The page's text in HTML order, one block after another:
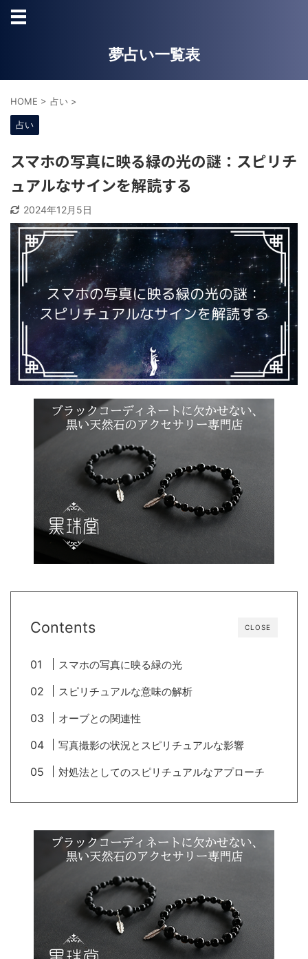
夢占い一覧表
HOME > 占い >
占い
スマホの写真に映る緑の光の謎：スピリチ
ュアルなサインを解読する
2024年12月5日
CLOSE
Contents
スマホの写真に映る緑の光
スピリチュアルな意味の解析
オーブとの関連性
写真撮影の状況とスピリチュアルな影響
対処法としてのスピリチュアルなアプローチ